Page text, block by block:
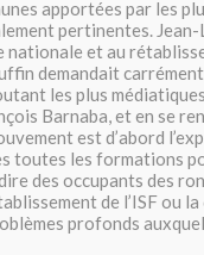
apportées par les
pertinentes. Jean-
nationale et au
demandait
les plus
Barnaba, et en se
est d’abord
toutes les formations
des occupants des
de l’ISF ou
profonds